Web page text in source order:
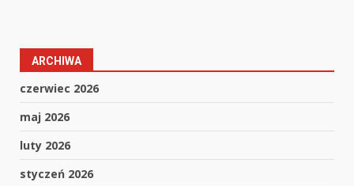
ARCHIWA
czerwiec 2026
maj 2026
luty 2026
styczeń 2026